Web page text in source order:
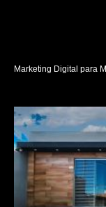
Marketing Digital para